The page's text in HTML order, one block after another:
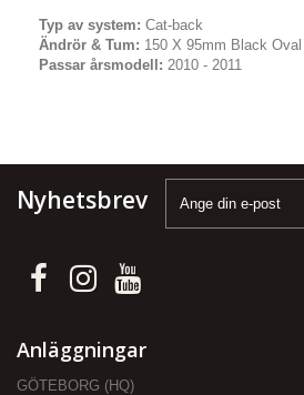
Typ av system: Cat-back
Ändrör & Tum: 150 X 95mm Black Oval
Passar årsmodell: 2010 - 2011
Nyhetsbrev
Anläggningar
GÖTEBORG (HQ)